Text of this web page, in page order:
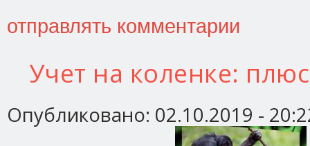
отправлять комментарии
Учет на коленке:
Опубликовано: 02.10.2019 -